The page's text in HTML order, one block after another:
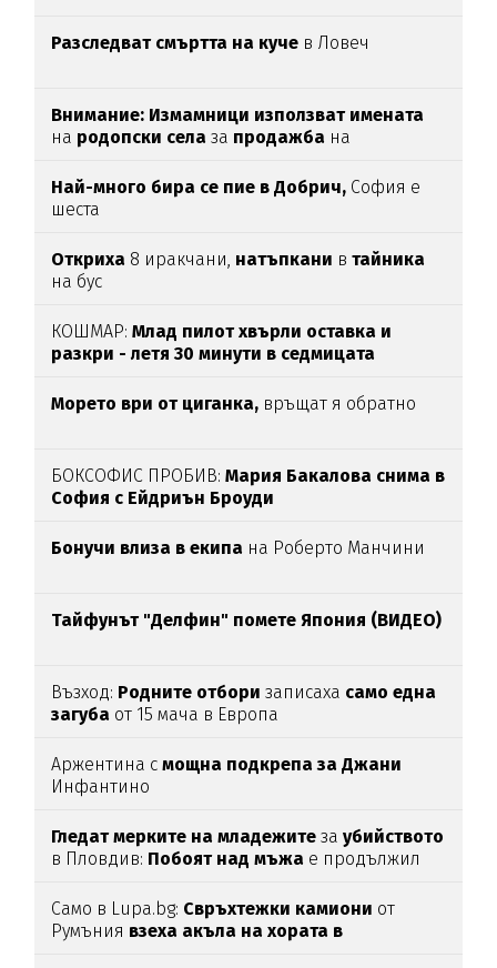
Разследват смъртта на куче в Ловеч
Внимание: Измамници използват имената
на родопски села за продажба на
Най-много бира се пие в Добрич, София е
шеста
Откриха 8 иракчани, натъпкани втайника
на бус
КОШМАР:Млад пилот хвърли оставка и
разкри - летя 30 минути в седмицата
Морето ври от циганка, връщат я обратно
БОКСОФИС ПРОБИВ:Мария Бакалова снима в
София с Ейдриън Броуди
Бонучи влиза в екипа на Роберто Манчини
Тайфунът "Делфин" помете Япония (ВИДЕО)
Възход: Родните отбори записаха само една
загуба от 15 мача в Европа
Аржентина смощна подкрепа за Джани
Инфантино
Гледат мерките на младежите за убийството
в Пловдив: Побоят над мъжа е продължил
Само в Lupa.bg: Свръхтежки камиони от
Румъния взеха акъла на хората в